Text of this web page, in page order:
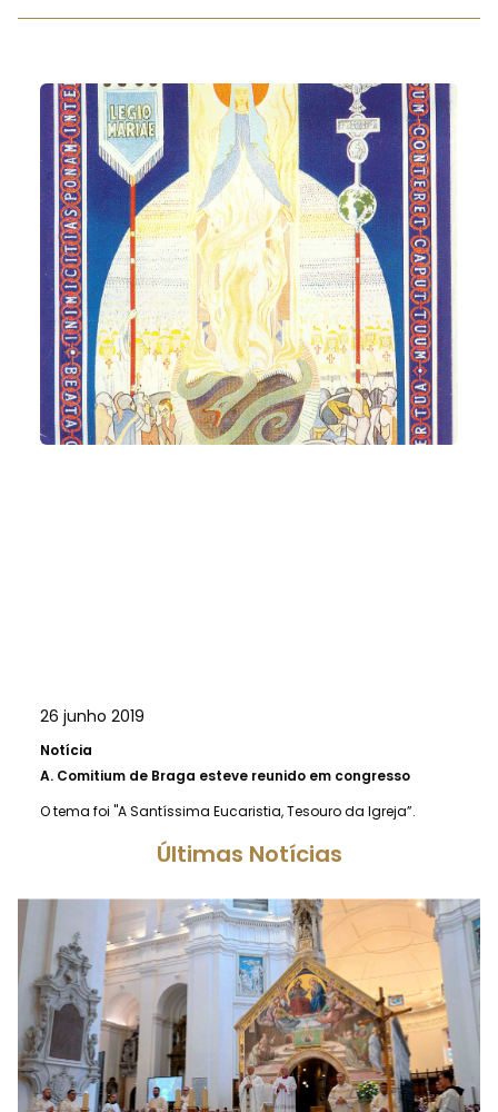
26 junho 2019
Notícia
A. Comitium de Braga esteve reunido em congresso
O tema foi "A Santíssima Eucaristia, Tesouro da Igreja”.
Últimas Notícias